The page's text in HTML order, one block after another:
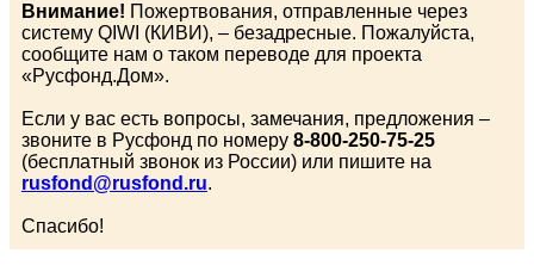
Внимание! Пожертвования, отправленные через
систему QIWI (КИВИ), – безадресные. Пожалуйста,
сообщите нам о таком переводе для проекта
«Русфонд.Дом».
Если у вас есть вопросы, замечания, предложения –
звоните в Русфонд по номеру 8-800-250-75-25
(бесплатный звонок из России) или пишите на
rusfond@rusfond.ru.
Спасибо!